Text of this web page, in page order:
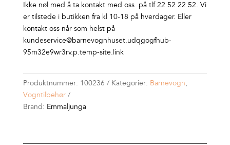
Ikke nøl med å ta kontakt med oss på tlf 22 52 22 52. Vi
er tilstede i butikken fra kl 10-18 på hverdager. Eller
kontakt oss når som helst på
kundeservice@barnevognhuset.udqgogfhub-
95m32e9wr3rv.p.temp-site.link
Produktnummer: 100236 Kategorier: Barnevogn,
Vogntilbehør
Brand: Emmaljunga